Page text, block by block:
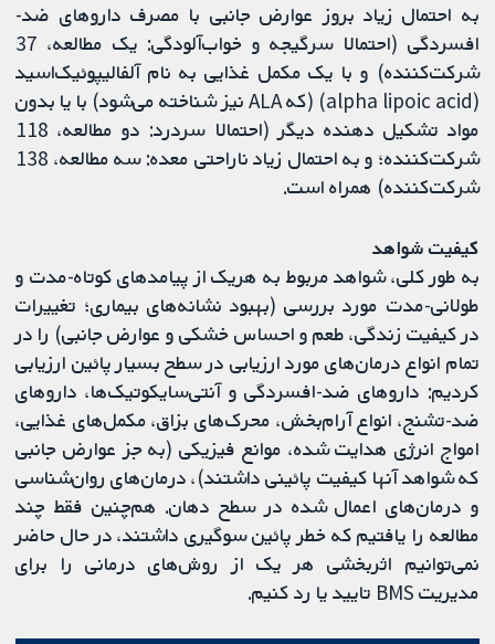
به احتمال زیاد بروز عوارض جانبی با مصرف داروهای ضد-
افسردگی (احتمالا سرگیجه و خواب‌آلودگی: یک مطالعه، 37
شرکت‌کننده) و با یک مکمل غذایی به نام آلفالیپوئیک‌اسید
(alpha lipoic acid) (که ALA نیز شناخته می‌شود) با یا بدون
مواد تشکیل دهنده دیگر (احتمالا سردرد: دو مطالعه، 118
شرکت‌کننده؛ و به احتمال زیاد ناراحتی معده: سه مطالعه، 138
شرکت‌کننده) همراه است.
کیفیت شواهد
به طور کلی، شواهد مربوط به هریک از پیامدهای کوتاه‌-مدت و
طولانی-مدت مورد بررسی (بهبود نشانه‌های بیماری؛ تغییرات
در کیفیت زندگی، طعم و احساس خشکی و عوارض جانبی) را در
تمام انواع درمان‌های مورد ارزیابی در سطح بسیار پائین ارزیابی
کردیم: داروهای ضد-افسردگی و آنتی‌سایکوتیک‌ها، داروهای
ضد-تشنج، انواع آرام‌بخش، محرک‌های بزاق، مکمل‌های غذایی،
امواج انرژی هدایت شده، موانع فیزیکی (به جز عوارض جانبی
که شواهد آنها کیفیت پائینی داشتند)، درمان‌های روان‌شناسی
و درمان‌های اعمال شده در سطح دهان. هم‌چنین فقط چند
مطالعه را یافتیم که خطر پائین سوگیری داشتند، در حال حاضر
نمی‌توانیم اثربخشی هر یک از روش‌‎های درمانی را برای
مدیریت BMS تایید یا رد کنیم.